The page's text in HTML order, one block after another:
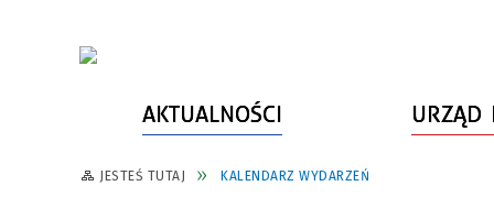
AKTUALNOŚCI URZĄD
WŁADZE MIASTA
INFORMACJE O MIEŚCIE
SPORT
ZAŁATW SPRAWĘ
JESTEŚ TUTAJ KALENDARZ WYDARZEŃ